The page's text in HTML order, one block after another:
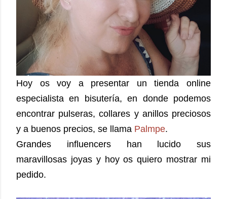
Hoy os voy a presentar un tienda online
especialista en bisutería, en donde podemos
encontrar pulseras, collares y anillos preciosos
y a buenos precios, se llama Palmpe.
Grandes influencers han lucido sus
maravillosas joyas y hoy os quiero mostrar mi
pedido.